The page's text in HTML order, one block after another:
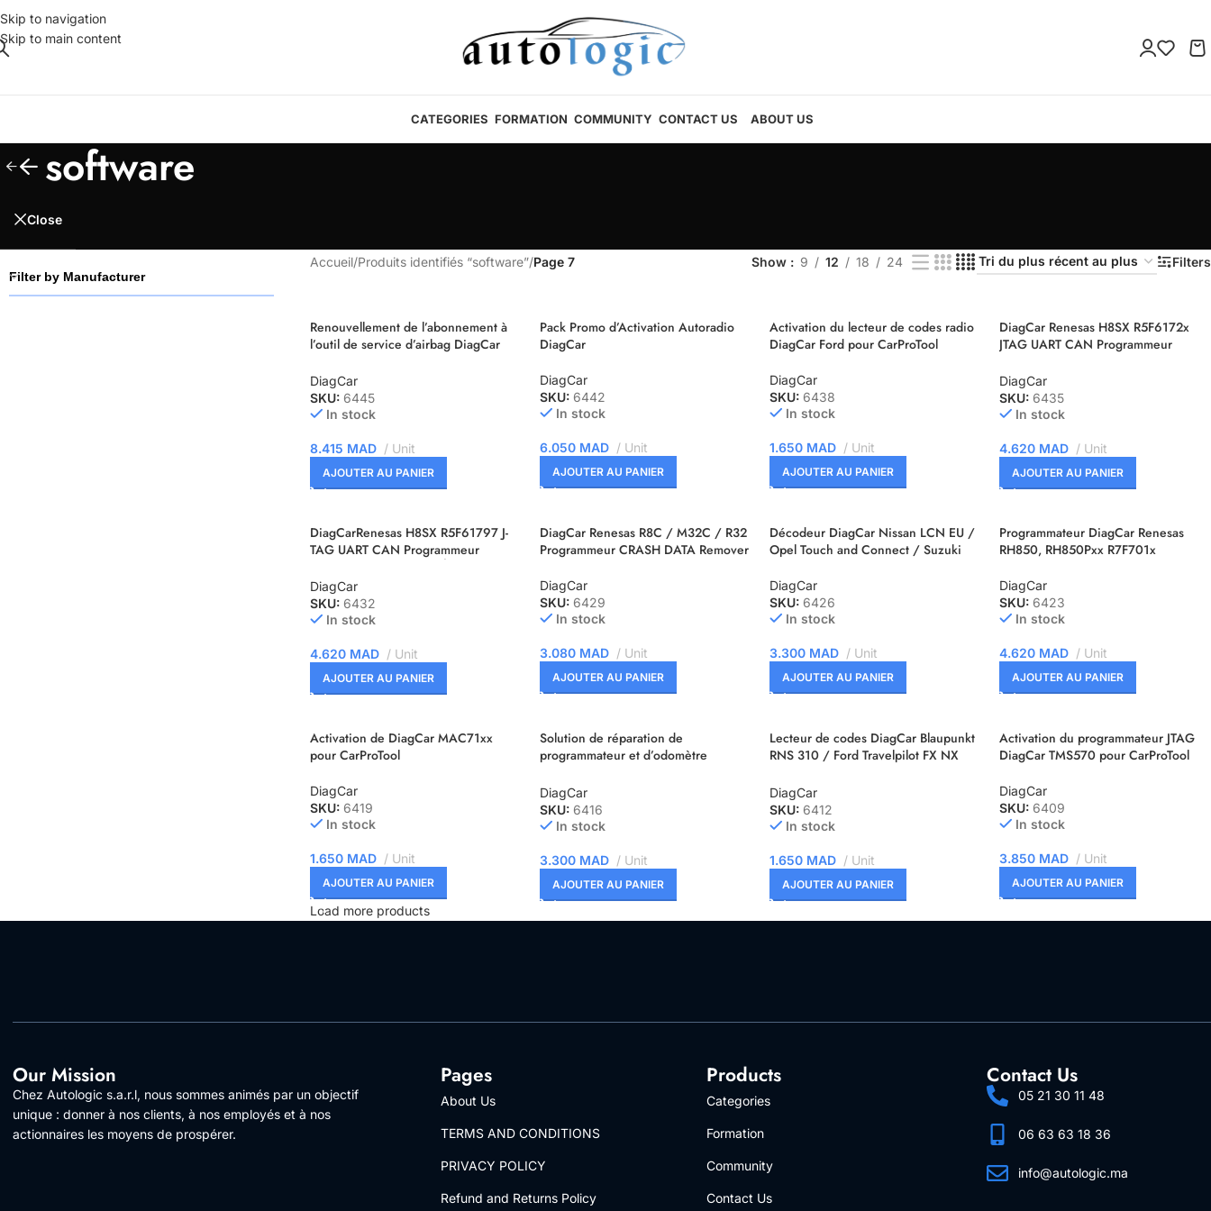
Skip to navigation
Skip to main content
CATEGORIES FORMATION COMMUNITY CONTACT US ABOUT US
software
Close
Filter by Manufacturer
Accueil/Produits identifiés “software”/Page 7 Show 9 12 18 24 Filters
Renouvellement de l’abonnement à
l’outil de service d’airbag DiagCar
DiagCar
SKU: 6445
In stock
8.415 MAD Unit
AJOUTER AU PANIER
Pack Promo d’Activation Autoradio
DiagCar
DiagCar
SKU: 6442
In stock
6.050 MAD Unit
AJOUTER AU PANIER
Activation du lecteur de codes radio
DiagCar Ford pour CarProTool
DiagCar
SKU: 6438
In stock
1.650 MAD Unit
AJOUTER AU PANIER
DiagCar Renesas H8SX R5F6172x
JTAG UART CAN Programmeur
DiagCar
SKU: 6435
In stock
4.620 MAD Unit
AJOUTER AU PANIER
DiagCarRenesas H8SX R5F61797 J-
TAG UART CAN Programmeur
CRASH
DiagCar
SKU: 6432
In stock
4.620 MAD Unit
AJOUTER AU PANIER
DiagCar Renesas R8C / M32C / R32
Programmeur CRASH DATA Remover
DiagCar
SKU: 6429
In stock
3.080 MAD Unit
AJOUTER AU PANIER
Décodeur DiagCar Nissan LCN EU /
Opel Touch and Connect / Suzuki
DiagCar
SKU: 6426
In stock
3.300 MAD Unit
AJOUTER AU PANIER
Programmateur DiagCar Renesas
RH850, RH850Pxx R7F701x
DiagCar
SKU: 6423
In stock
4.620 MAD Unit
AJOUTER AU PANIER
Activation de DiagCar MAC71xx
pour CarProTool
DiagCar
SKU: 6419
In stock
1.650 MAD Unit
AJOUTER AU PANIER
Solution de réparation de
programmateur et d’odomètre
DiagCar
SKU: 6416
In stock
3.300 MAD Unit
AJOUTER AU PANIER
Lecteur de codes DiagCar Blaupunkt
RNS 310 / Ford Travelpilot FX NX
DiagCar
SKU: 6412
In stock
1.650 MAD Unit
AJOUTER AU PANIER
Activation du programmateur JTAG
DiagCar TMS570 pour CarProTool
DiagCar
SKU: 6409
In stock
3.850 MAD Unit
AJOUTER AU PANIER
Load more products
Our Mission
Chez Autologic s.a.r.l, nous sommes animés par un objectif
unique : donner à nos clients, à nos employés et à nos
actionnaires les moyens de prospérer.
Pages
About Us
TERMS AND CONDITIONS
PRIVACY POLICY
Refund and Returns Policy
Products
Categories
Formation
Community
Contact Us
Contact Us
05 21 30 11 48
06 63 63 18 36
info@autologic.ma